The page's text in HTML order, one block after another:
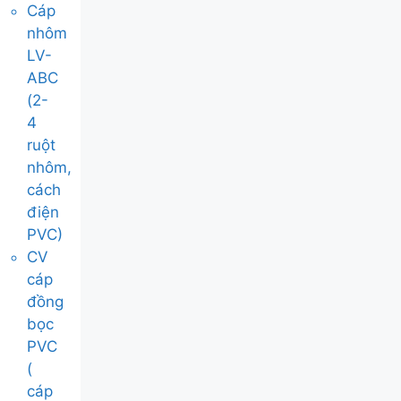
Cáp
nhôm
LV-
ABC
(2-
4
ruột
nhôm,
cách
điện
PVC)
CV
cáp
đồng
bọc
PVC
(
cáp